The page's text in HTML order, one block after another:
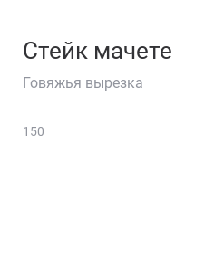
Стейк мачете
Говяжья вырезка
150